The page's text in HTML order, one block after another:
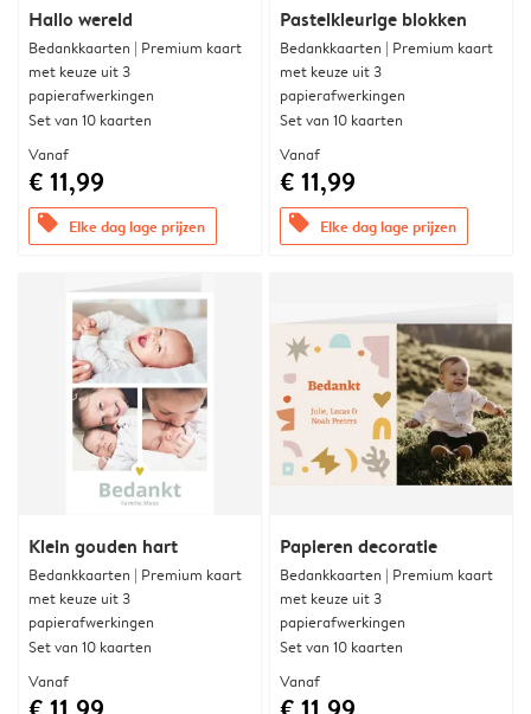
Hallo wereld
Bedankkaarten | Premium kaart
met keuze uit 3
papierafwerkingen
Set van 10 kaarten
Vanaf
€ 11,99
offers Elke dag lage prijzen
Pastelkleurige blokken
Bedankkaarten | Premium kaart
met keuze uit 3
papierafwerkingen
Set van 10 kaarten
Vanaf
€ 11,99
offers Elke dag lage prijzen
Klein gouden hart
Bedankkaarten | Premium kaart
met keuze uit 3
papierafwerkingen
Set van 10 kaarten
Vanaf
Papieren decoratie
Bedankkaarten | Premium kaart
met keuze uit 3
papierafwerkingen
Set van 10 kaarten
Vanaf